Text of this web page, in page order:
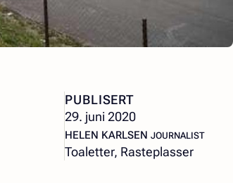
PUBLISERT
29. juni 2020
HELEN KARLSEN – JOURNALIST
JOURNALIST
Toaletter, Rasteplasser